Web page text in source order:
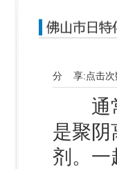
点击
分 享:
通常
是聚阴
剂。一